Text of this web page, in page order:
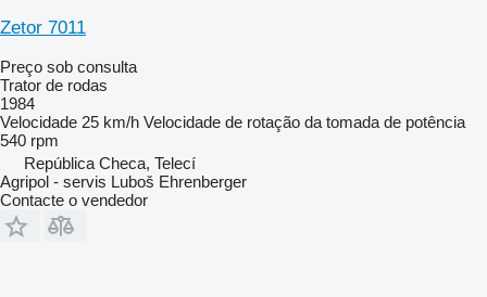
Zetor 7011
Preço sob consulta
Trator de rodas
1984
Velocidade 25 km/h Velocidade de rotação da tomada de potência
540 rpm
República Checa, Telecí
Agripol - servis Luboš Ehrenberger
Contacte o vendedor